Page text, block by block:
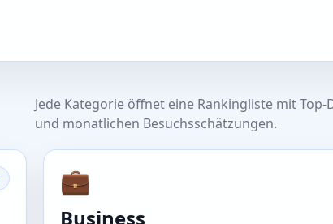
Jede Kategorie öffnet eine Rankingliste mit
und monatlichen Besuchsschätzungen.
💼
Business